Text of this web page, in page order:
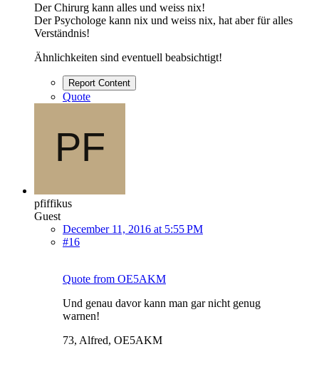
Der Chirurg kann alles und weiss nix!
Der Psychologe kann nix und weiss nix, hat aber für alles
Verständnis!
Ähnlichkeiten sind eventuell beabsichtigt!
Report Content
Quote
pfiffikus
Guest
December 11, 2016 at 5:55 PM
#16
Quote from OE5AKM
Und genau davor kann man gar nicht genug
warnen!
73, Alfred, OE5AKM